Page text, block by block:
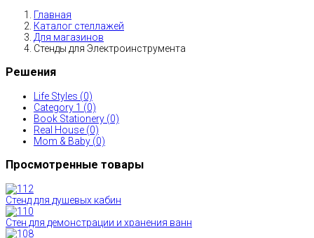
Главная
Каталог стеллажей
Для магазинов
Стенды для Электроинструмента
Решения
Life Styles (0)
Category 1 (0)
Book Stationery (0)
Real House (0)
Mom & Baby (0)
Просмотренные товары
Стенд для душевых кабин
Стен для демонстрации и хранения ванн